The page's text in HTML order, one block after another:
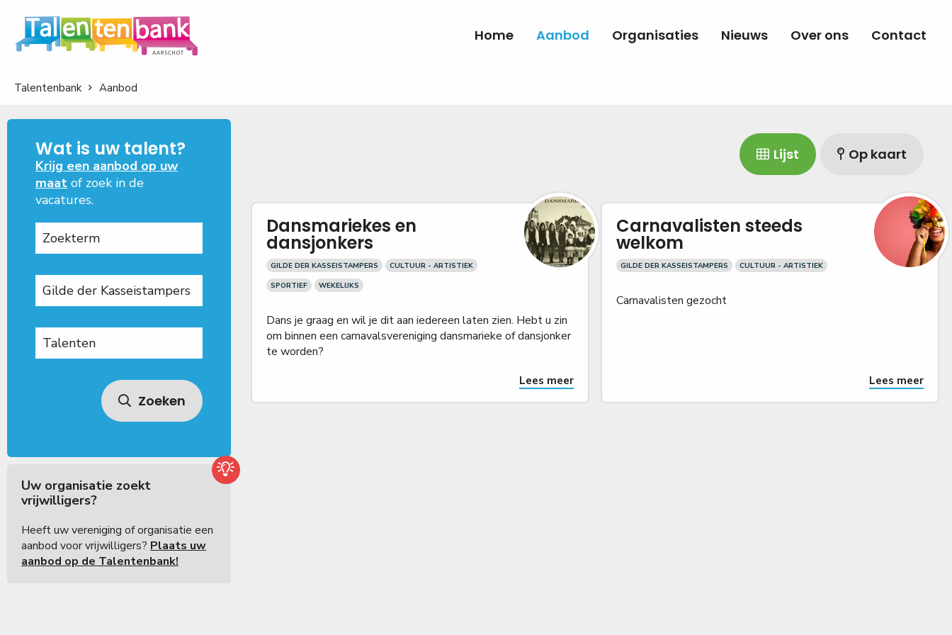
Home Aanbod Organisaties Nieuws Over ons Contact
Talentenbank Aanbod
Wat is uw talent?
Krijg een aanbod op uw
maat of zoek in de
vacatures.
Zoeken
Uw organisatie zoekt
vrijwilligers?
Heeft uw vereniging of organisatie een
aanbod voor vrijwilligers? Plaats uw
aanbod op de Talentenbank!
Lijst Op kaart
Dansmariekes en
dansjonkers
GILDE DER KASSEISTAMPERS
CULTUUR - ARTISTIEK
SPORTIEF
WEKELIJKS
Dans je graag en wil je dit aan iedereen laten zien. Hebt u zin
om binnen een carnavalsvereniging dansmarieke of dansjonker
te worden?
Lees meer
Carnavalisten steeds
welkom
GILDE DER KASSEISTAMPERS CULTUUR - ARTISTIEK
Carnavalisten gezocht
Lees meer